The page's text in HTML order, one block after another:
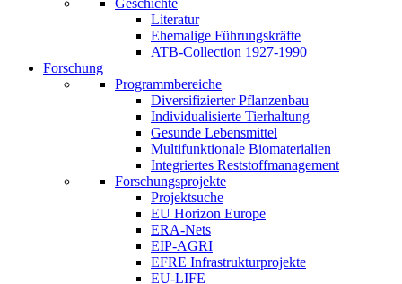
Geschichte
Literatur
Ehemalige Führungskräfte
ATB-Collection 1927-1990
Forschung
Programmbereiche
Diversifizierter Pflanzenbau
Individualisierte Tierhaltung
Gesunde Lebensmittel
Multifunktionale Biomaterialien
Integriertes Reststoffmanagement
Forschungsprojekte
Projektsuche
EU Horizon Europe
ERA-Nets
EIP-AGRI
EFRE Infrastrukturprojekte
EU-LIFE